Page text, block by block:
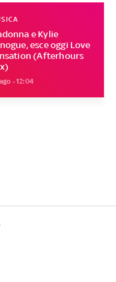
e Kylie
esce oggi Love
(Afterhours
- 12:04